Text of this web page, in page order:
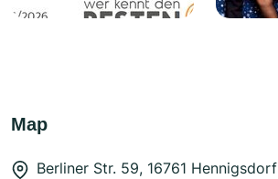
Map
Berliner Str. 59, 16761 Hennigsdorf